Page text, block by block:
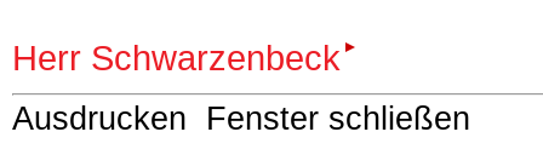
Herr Schwarzenbeck
Ausdrucken Fenster schließen